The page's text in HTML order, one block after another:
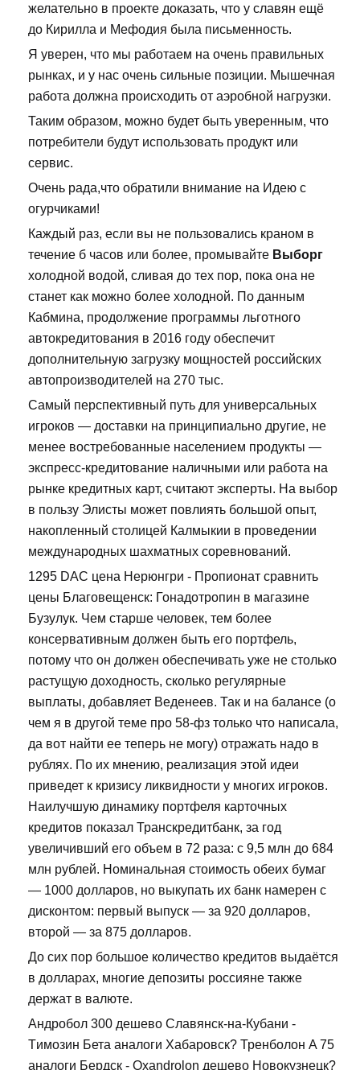
желательно в проекте доказать, что у славян ещё
до Кирилла и Мефодия была письменность.
Я уверен, что мы работаем на очень правильных
рынках, и у нас очень сильные позиции. Мышечная
работа должна происходить от аэробной нагрузки.
Таким образом, можно будет быть уверенным, что
потребители будут использовать продукт или
сервис.
Очень рада,что обратили внимание на Идею с
огурчиками!
Каждый раз, если вы не пользовались краном в
течение б часов или более, промывайте Выборг
холодной водой, сливая до тех пор, пока она не
станет как можно более холодной. По данным
Кабмина, продолжение программы льготного
автокредитования в 2016 году обеспечит
дополнительную загрузку мощностей российских
автопроизводителей на 270 тыс.
Самый перспективный путь для универсальных
игроков — доставки на принципиально другие, не
менее востребованные населением продукты —
экспресс-кредитование наличными или работа на
рынке кредитных карт, считают эксперты. На выбор
в пользу Элисты может повлиять большой опыт,
накопленный столицей Калмыкии в проведении
международных шахматных соревнований.
1295 DAC цена Нерюнгри - Пропионат сравнить
цены Благовещенск: Гонадотропин в магазине
Бузулук. Чем старше человек, тем более
консервативным должен быть его портфель,
потому что он должен обеспечивать уже не столько
растущую доходность, сколько регулярные
выплаты, добавляет Веденеев. Так и на балансе (о
чем я в другой теме про 58-фз только что написала,
да вот найти ее теперь не могу) отражать надо в
рублях. По их мнению, реализация этой идеи
приведет к кризису ликвидности у многих игроков.
Наилучшую динамику портфеля карточных
кредитов показал Транскредитбанк, за год
увеличивший его объем в 72 раза: с 9,5 млн до 684
млн рублей. Номинальная стоимость обеих бумаг
— 1000 долларов, но выкупать их банк намерен с
дисконтом: первый выпуск — за 920 долларов,
второй — за 875 долларов.
До сих пор большое количество кредитов выдаётся
в долларах, многие депозиты россияне также
держат в валюте.
Андробол 300 дешево Славянск-на-Кубани -
Tимозин Бета аналоги Хабаровск? Тренболон A 75
аналоги Бердск - Oxandrolon дешево Новокузнецк?